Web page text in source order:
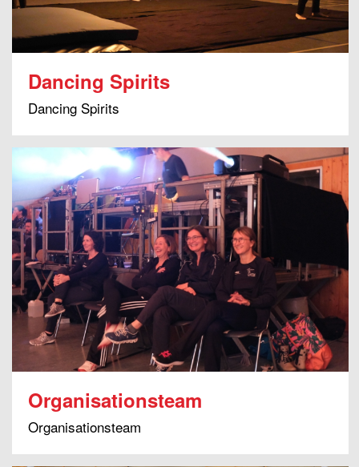
Dancing Spirits
Dancing Spirits
Organisationsteam
Organisationsteam